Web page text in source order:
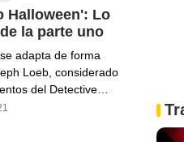
Halloween': Lo
la parte uno
adapta de forma
Loeb, considerado
del Detective…